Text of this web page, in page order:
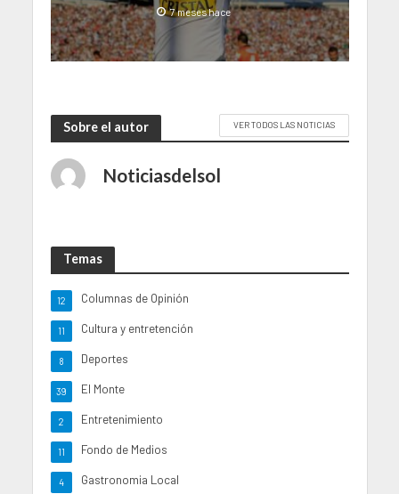
7 meses hace
Sobre el autor VER TODOS LAS NOTICIAS
Noticiasdelsol
Temas
Columnas de Opinión
12
Cultura y entretención
11
Deportes
8
El Monte
39
Entretenimiento
2
Fondo de Medios
11
Gastronomia Local
4